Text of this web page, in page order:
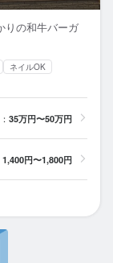
りの和牛バーガ
ネイルOK
35万円〜50万円
1,400円〜1,800円